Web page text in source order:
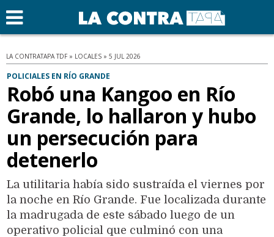
LA CONTRATAPA TDF » LOCALES » 5 JUL 2026
POLICIALES EN RÍO GRANDE
Robó una Kangoo en Río
Grande, lo hallaron y hubo
un persecución para
detenerlo
La utilitaria había sido sustraída el viernes por
la noche en Río Grande. Fue localizada durante
la madrugada de este sábado luego de un
operativo policial que culminó con una